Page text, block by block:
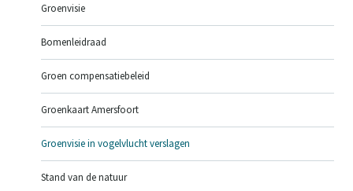
Groenvisie
Bomenleidraad
Groen compensatiebeleid
Groenkaart Amersfoort
Groenvisie in vogelvlucht verslagen
Stand van de natuur